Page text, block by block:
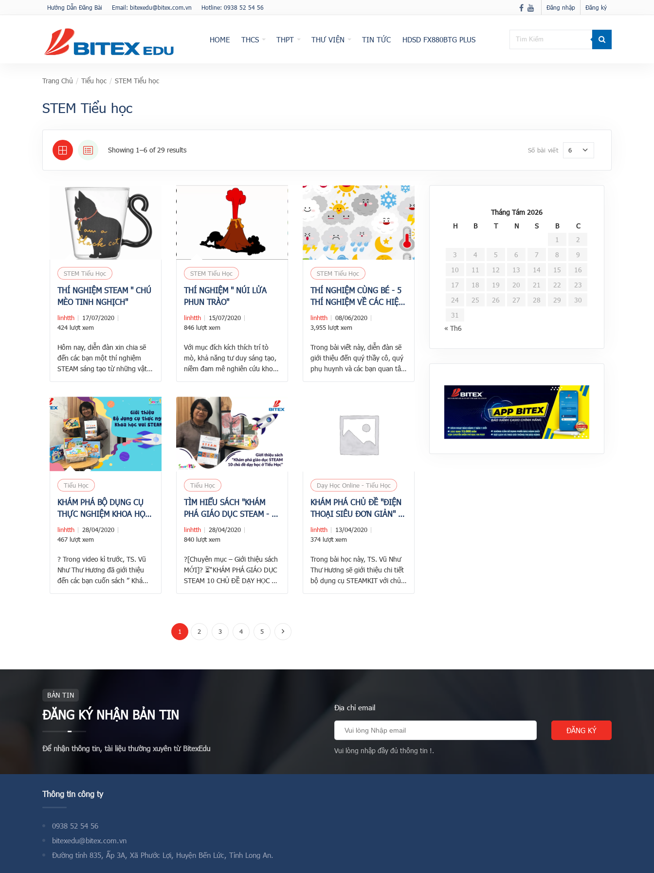
Hướng Dẫn Đăng Bài Email: bitexedu@bitex.com.vn Hotline: 0938 52 54 56 Đăng nhập Đăng ký
HOME THCS THPT THƯ VIỆN TIN TỨC HDSD FX880BTG PLUS
Trang Chủ / Tiểu học / STEM Tiểu học
STEM Tiểu học
Showing 1–6 of 29 results Số bài viết 6
STEM Tiểu Học
THÍ NGHIỆM STEAM " CHÚ
MÈO TINH NGHỊCH"
linhtth
17/07/2020
424 lượt xem
Hôm nay, diễn đàn xin chia sẽ
đến các bạn một thí nghiệm
STEAM sáng tạo từ những vật
đồ chơi thú vị hay trang trí căn
phòng của mình, ngoài ra bạn
còn có thể giúp bảo vệ được …
STEM Tiểu Học
THÍ NGHIỆM " NÚI LỬA
PHUN TRÀO"
linhtth
15/07/2020
846 lượt xem
Với mục đích kích thích trí tò
mò, khả năng tư duy sáng tạo,
niềm đam mê nghiên cứu khoa
thí nghiệm khoa học mang tên
NÚI LỬA PHUN TRÀO bằng
Baking Soda. ? Theo dõi
page bitexedu.com để nhận
được nhiều điều thú …
STEM Tiểu Học
THÍ NGHIỆM CÙNG BÉ - 5
THÍ NGHIỆM VỀ CÁC HIỆN
TƯỢNG TỰ NHIÊN
linhtth
08/06/2020
3,955 lượt xem
Trong bài viết này, diễn đàn sẽ
giới thiệu đến quý thầy cô, quý
phụ huynh và các bạn quan tâm
về thời tiết như: Tạo tia chớp, …
Tiểu Học
KHÁM PHÁ BỘ DỤNG CỤ
THỰC NGHIỆM KHOA HỌC
VUI STEAMKIT
linhtth
28/04/2020
467 lượt xem
? Trong video kì trước, TS. Vũ
Như Thư Hương đã giới thiệu
đến các bạn cuốn sách ” Khám
Tiểu Học
TÌM HIỂU SÁCH "KHÁM
PHÁ GIÁO DỤC STEAM - 10
CHỦ ĐỀ DẠY HỌC Ở TIỂU
HỌC"
linhtth
28/04/2020
840 lượt xem
?[Chuyên mục – Giới thiệu sách
MỚI]? ⏳“KHÁM PHÁ GIÁO DỤC
STEAM 10 CHỦ ĐỀ DẠY HỌC Ở
đẩy triển khai giáo dục
STEM/STEAM trong chương
Dạy Học Online - Tiểu Học
KHÁM PHÁ CHỦ ĐỀ "ĐIỆN
THOẠI SIÊU ĐƠN GIẢN" -
THÍ NGHIỆM KHOA HỌC
VUI CÙNG BỘ DỤNG CỤ
linhtth
13/04/2020
374 lượt xem
Trong bài học này, TS. Vũ Như
Thư Hương sẽ giới thiệu chi tiết
bộ dụng cụ STEAMKIT với chủ
1 2 3 4 5
Tháng Tám 2026
H
B T N S B
C
1
2
3
4 5 6 7 8
9
10
11 12 13 14 15
16
17
18 19 20 21 22
23
24
25 26 27 28 29
30
31
« Th6
BẢN TIN
ĐĂNG KÝ NHẬN BẢN TIN
Để nhận thông tin, tài liệu thường xuyên từ BitexEdu
Địa chỉ email
Vui lòng nhập đầy đủ thông tin !.
Thông tin công ty
0938 52 54 56
bitexedu@bitex.com.vn
Đường tỉnh 835, Ấp 3A, Xã Phước Lợi, Huyện Bến Lức, Tỉnh Long An.